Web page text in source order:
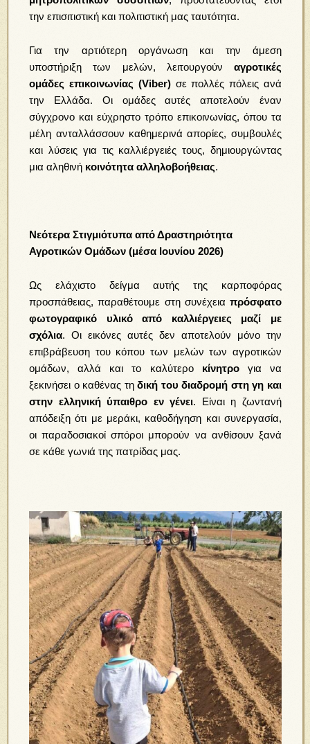
την επισιτιστική και πολιτιστική μας ταυτότητα.
Για την αρτιότερη οργάνωση και την άμεση
υποστήριξη των μελών, λειτουργούν αγροτικές
ομάδες επικοινωνίας (Viber)σε πολλές πόλεις ανά
την Ελλάδα. Οι ομάδες αυτές αποτελούν έναν
σύγχρονο και εύχρηστο τρόπο επικοινωνίας, όπου τα
μέλη ανταλλάσσουν καθημερινά απορίες, συμβουλές
και λύσεις για τις καλλιέργειές τους, δημιουργώντας
μια αληθινή κοινότητα αλληλοβοήθειας.
Νεότερα Στιγμιότυπα από Δραστηριότητα
Αγροτικών Ομάδων (μέσα Ιουνίου 2026)
Ως ελάχιστο δείγμα αυτής της καρποφόρας
προσπάθειας, παραθέτουμε στη συνέχεια πρόσφατο
φωτογραφικό υλικό από καλλιέργειες μαζί με
σχόλια. Οι εικόνες αυτές δεν αποτελούν μόνο την
επιβράβευση του κόπου των μελών των αγροτικών
ομάδων, αλλά και το καλύτερο κίνητρογια να
ξεκινήσει ο καθένας τηδική του διαδρομή στη γη και
στην ελληνική ύπαιθρο εν γένει. Είναι η ζωντανή
απόδειξη ότι με μεράκι, καθοδήγηση και συνεργασία,
οι παραδοσιακοί σπόροι μπορούν να ανθίσουν ξανά
σε κάθε γωνιά της πατρίδας μας.